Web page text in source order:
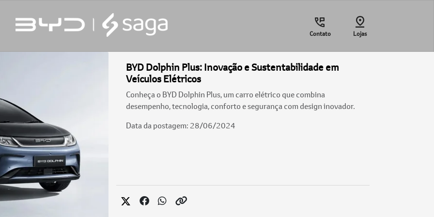
Contato Lojas
BYD Dolphin Plus: Inovação e Sustentabilidade em
Veículos Elétricos
Conheça o BYD Dolphin Plus, um carro elétrico que combina
desempenho, tecnologia, conforto e segurança com design inovador.
Data da postagem: 28/06/2024